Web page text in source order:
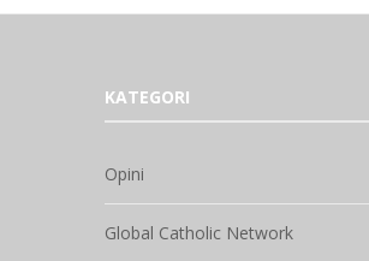
KATEGORI
Opini
Global Catholic Network